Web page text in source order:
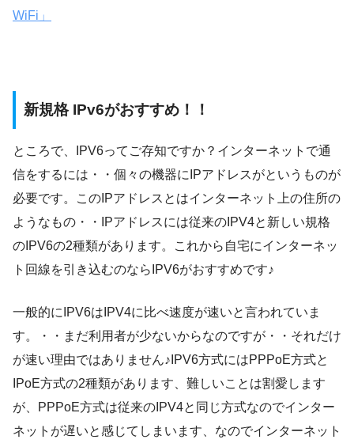
WiFi」
新規格 IPv6がおすすめ！！
ところで、IPV6ってご存知ですか？インターネットで通
信をするには・・個々の機器にIPアドレスがというものが
必要です。このIPアドレスとはインターネット上の住所の
ようなもの・・IPアドレスには従来のIPV4と新しい規格
のIPV6の2種類があります。これから自宅にインターネッ
ト回線を引き込むのならIPV6がおすすめです♪
一般的にIPV6はIPV4に比べ速度が速いと言われていま
す。・・まだ利用者が少ないからなのですが・・それだけ
が速い理由ではありません♪IPV6方式にはPPPoE方式と
IPoE方式の2種類があります、難しいことは割愛します
が、PPPoE方式は従来のIPV4と同じ方式なのでインター
ネットが遅いと感じてしまいます、なのでインターネット